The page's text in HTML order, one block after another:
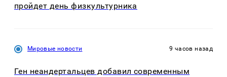
пройдет день физкультурника
Мировые новости 9 часов назад
Ген неандертальцев добавил современным